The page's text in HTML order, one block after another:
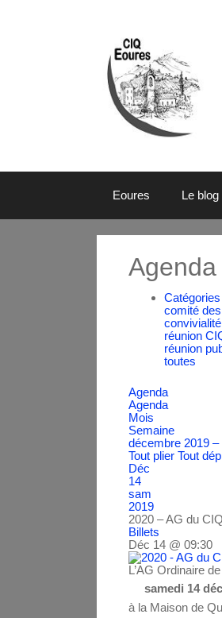
Eoures Le blog
Agenda
Catégories
comité
convivialité
réunion
réunion
toutes
Agenda
Agenda
Mois
Semaine
décembre 2019
Tout plier Tout
Déc
14
sam
2019
2020 – AG du
Billets
Déc 14 @ 09:30
L’AG Ordinaire
samedi 14
à la Maison de